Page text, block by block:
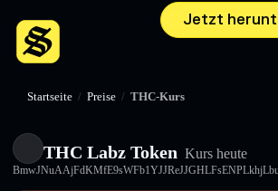
Jetzt
Startseite / Preise / THC-Kurs
THC Labz Token Kurs heute